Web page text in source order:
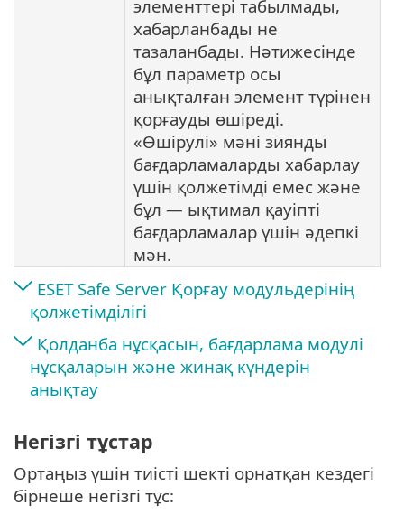
элементтері табылмады,
хабарланбады не
тазаланбады. Нәтижесінде
бұл параметр осы
анықталған элемент түрінен
қорғауды өшіреді.
«Өшірулі» мәні зиянды
бағдарламаларды хабарлау
үшін қолжетімді емес және
бұл — ықтимал қауіпті
бағдарламалар үшін әдепкі
мән.
ESET Safe Server Қорғау модульдерінің
қолжетімділігі
Қолданба нұсқасын, бағдарлама модулі
нұсқаларын және жинақ күндерін
анықтау
Негізгі тұстар
Ортаңыз үшін тиісті шекті орнатқан кездегі
бірнеше негізгі тұс: